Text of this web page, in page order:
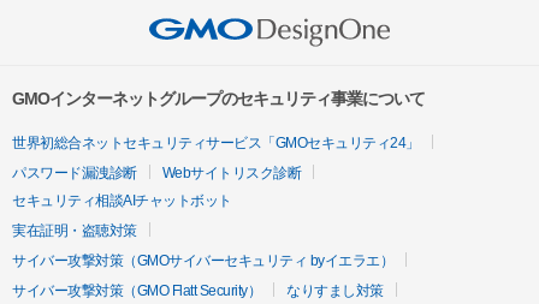
GMOインターネットグループのセキュリティ事業について
世界初総合ネットセキュリティサービス「GMOセキュリティ24」
パスワード漏洩診断
Webサイトリスク診断
セキュリティ相談AIチャットボット
実在証明・盗聴対策
サイバー攻撃対策（GMOサイバーセキュリティ byイエラエ）
サイバー攻撃対策（GMO Flatt Security）
なりすまし対策